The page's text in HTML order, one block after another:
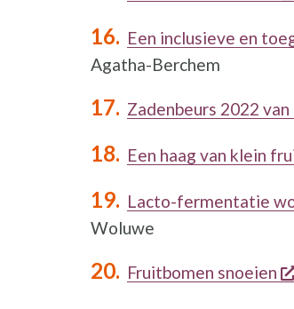
Een inclusieve en
Agatha-Berchem
Zadenbeurs 2022
Een haag van klein
Lacto-fermentatie
Woluwe
Fruitbomen snoeien